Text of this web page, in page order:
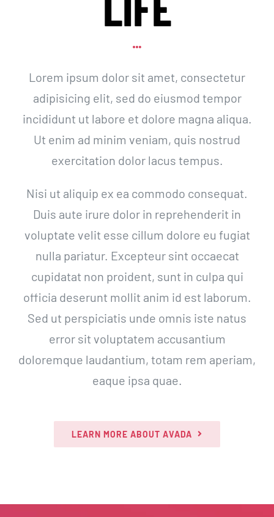
Lorem ipsum dolor sit amet, consectetur
adipisicing elit, sed do eiusmod tempor
incididunt ut labore et dolore magna aliqua.
Ut enim ad minim veniam, quis nostrud
exercitation dolor lacus tempus.
Nisi ut aliquip ex ea commodo consequat.
Duis aute irure dolor in reprehenderit in
voluptate velit esse cillum dolore eu fugiat
nulla pariatur. Excepteur sint occaecat
cupidatat non proident, sunt in culpa qui
officia deserunt mollit anim id est laborum.
Sed ut perspiciatis unde omnis iste natus
error sit voluptatem accusantium
doloremque laudantium, totam rem aperiam,
eaque ipsa quae.
LEARN MORE ABOUT AVADA